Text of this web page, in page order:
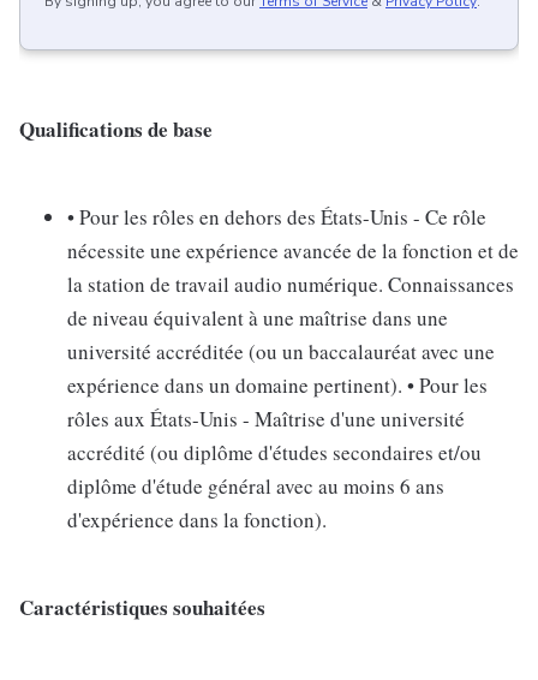
Qualifications de base
• Pour les rôles en dehors des États-Unis - Ce rôle
nécessite une expérience avancée de la fonction et de
la station de travail audio numérique. Connaissances
de niveau équivalent à une maîtrise dans une
université accréditée (ou un baccalauréat avec une
expérience dans un domaine pertinent). • Pour les
rôles aux États-Unis - Maîtrise d'une université
accrédité (ou diplôme d'études secondaires et/ou
diplôme d'étude général avec au moins 6 ans
d'expérience dans la fonction).
Caractéristiques souhaitées